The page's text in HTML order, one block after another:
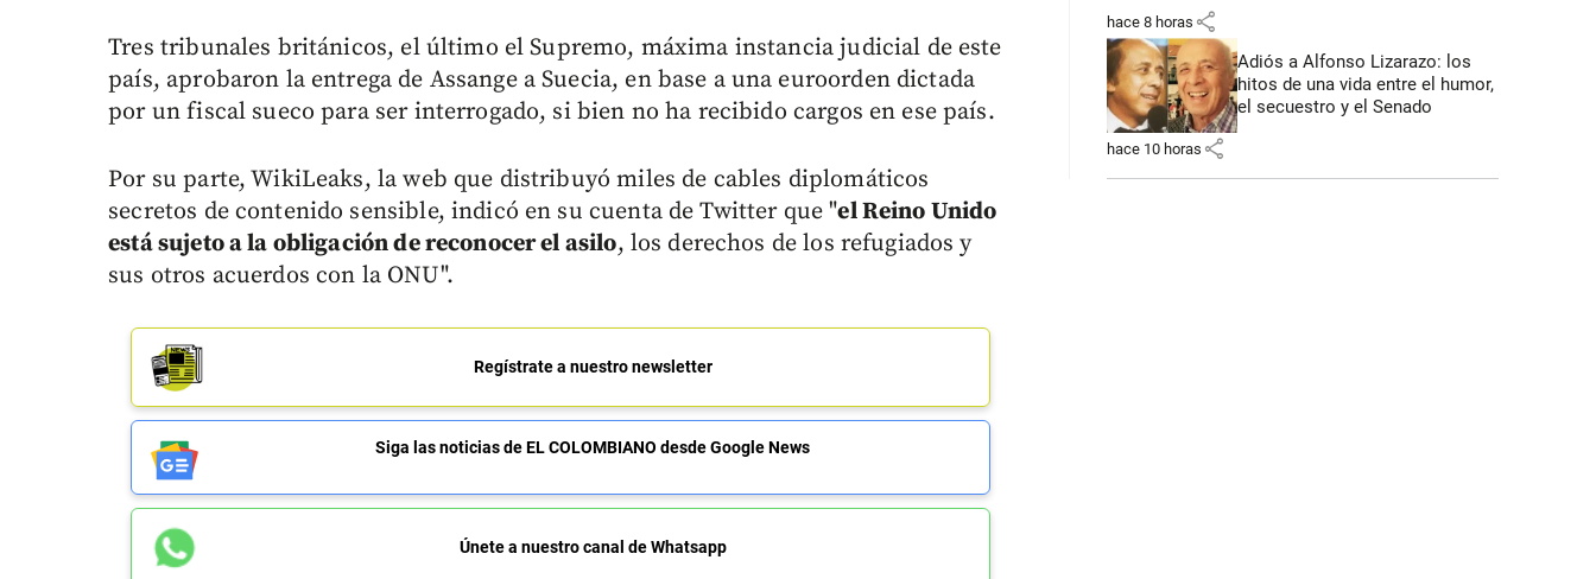
Tres tribunales británicos, el último el Supremo, máxima instancia judicial de este
país, aprobaron la entrega de Assange a Suecia, en base a una euroorden dictada
por un fiscal sueco para ser interrogado, si bien no ha recibido cargos en ese país.
Por su parte, WikiLeaks, la web que distribuyó miles de cables diplomáticos
secretos de contenido sensible, indicó en su cuenta de Twitter que "el Reino Unido
está sujeto a la obligación de reconocer el asilo, los derechos de los refugiados y
sus otros acuerdos con la ONU".
Regístrate a nuestro newsletter
Siga las noticias de EL COLOMBIANO desde Google News
Únete a nuestro canal de Whatsapp
hace 8 horas share
Adiós a Alfonso Lizarazo: los
hitos de una vida entre el humor,
el secuestro y el Senado
hace 10 horas share